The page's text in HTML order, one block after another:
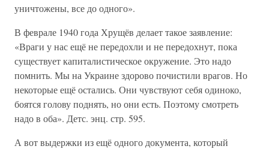
уничтожены, все до одного».
В феврале 1940 года Хрущёв делает такое заявление:
«Враги у нас ещё не передохли и не передохнут, пока
существует капиталистическое окружение. Это надо
помнить. Мы на Украине здорово почистили врагов. Но
некоторые ещё остались. Они чувствуют себя одиноко,
боятся голову поднять, но они есть. Поэтому смотреть
надо в оба». Детс. энц. стр. 595.
А вот выдержки из ещё одного документа, который